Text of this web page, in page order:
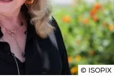
© ISOPIX